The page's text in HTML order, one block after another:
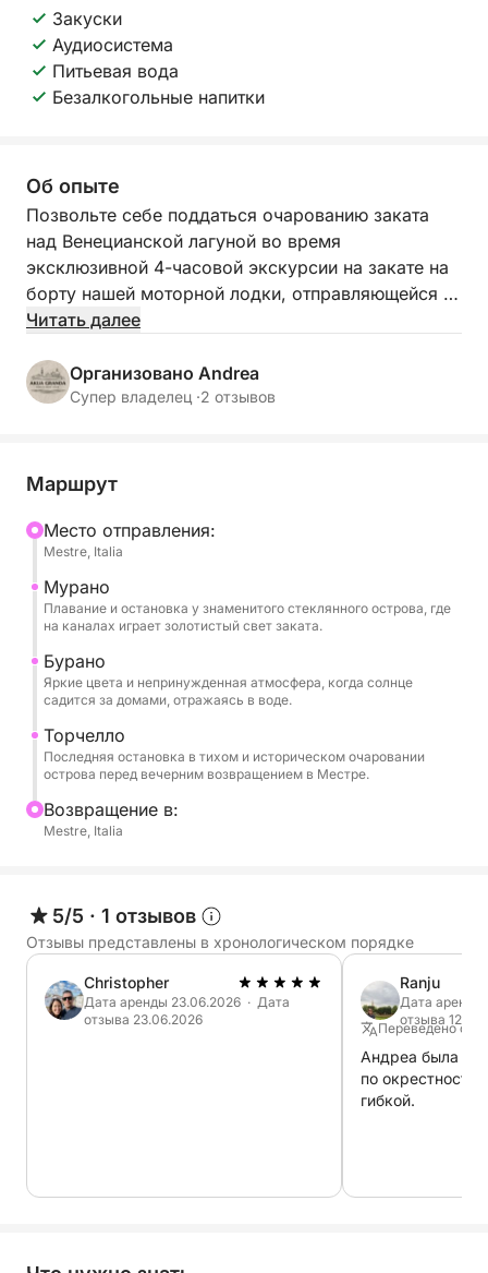
Закуски
Аудиосистема
Питьевая вода
Безалкогольные напитки
Об опыте
Позвольте себе поддаться очарованию заката
над Венецианской лагуной во время
эксклюзивной 4-часовой экскурсии на закате на
борту нашей моторной лодки, отправляющейся из
порта Местре. Мы проплывем среди самых
Мурано, Бурано и Торчелло — пока солнце
медленно опускается на воду, даря золотистые
Во время экскурсии вы сможете расслабиться с
прохладительными напитками, которые всегда
доступны, послушать музыку благодаря
бортовой звуковой системе и насладиться
каждым мгновением в окружении
захватывающих дух видов. Короткие остановки
на каждом острове позволят вам прогуляться по
красочным улочкам, посетить небольшие
ремесленные мастерские или просто ощутить
безмятежную атмосферу позднего вечера.
лагуной в романтической и аутентичной
обстановке, вдали от толпы, погрузившись в
подходит для пар, небольших групп или семей,
желающих насладиться особым моментом,
сочетающим элегантность и простоту.
Читать далее
Организовано Andrea
Супер владелец ·2 отзывов
Маршрут
Mесто отправления:
Mestre, Italia
Мурано
Плавание и остановка у знаменитого стеклянного острова, где
на каналах играет золотистый свет заката.
Бурано
Яркие цвета и непринужденная атмосфера, когда солнце
садится за домами, отражаясь в воде.
Торчелло
Последняя остановка в тихом и историческом очаровании
острова перед вечерним возвращением в Местре.
Bозвращение в:
Mestre, Italia
5/5 · 1 отзывов
Отзывы представлены в хронологическом порядке
Christopher
Дата аренды 23.06.2026 · Дата
отзыва 23.06.2026
Ranju
Дата аренды
отзыва
Переведено с
Андреа была
по
гибкой.